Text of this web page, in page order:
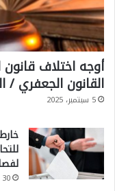
أوجه اختلاف
القانون الجعفري /
5 سبتمبر، 2025
30 أكتوبر، 2025